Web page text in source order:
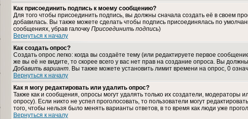
Как присоединить подпись к моему сообщению?
Для того чтобы присоединить подпись, вы должны сначала создать её в своем
добавилась. Вы также можете сделать чтобы подпись присоединялась по
сообщениях, убрав галочку Присоединить подпись)
Вернуться к началу
Как создать опрос?
Создать опрос легко: когда вы создаёте тему (или редактируете первое
же вы её не видите, то скорее всего у вас нет прав на создание опроса. Вы
Добавить вариант. Вы также можете установить лимит времени на опрос, 0
Вернуться к началу
Как я могу редактировать или удалить опрос?
Также как и сообщения, опросы могут удалять только их создатели, модераторы
опросу). Если никто не успел проголосовать, то пользователи могут
того, чтобы нельзя было менять варианты ответов, в то время как люди уже
Вернуться к началу